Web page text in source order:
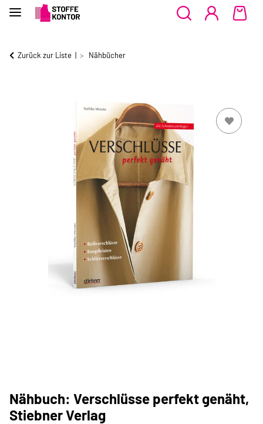
Zurück zur Liste Nähbücher
Nähbuch: Verschlüsse perfekt genäht,
Stiebner Verlag